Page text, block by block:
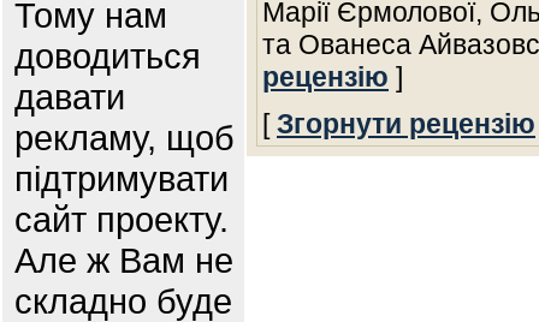
Тому нам
доводиться
давати
рекламу, щоб
підтримувати
сайт проекту.
Але ж Вам не
складно буде
Марії Єрмолової,
та Ованеса
рецензію ]
[Згорнути рецензію